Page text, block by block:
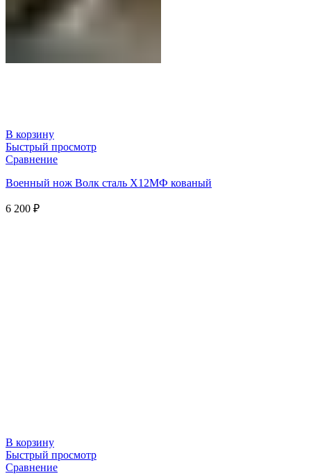
В корзину
Быстрый просмотр
Сравнение
Военный нож Волк сталь Х12МФ кованый
6 200 ₽
В корзину
Быстрый просмотр
Сравнение